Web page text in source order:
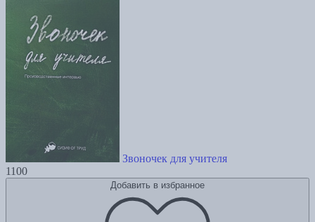
Звоночек для учителя
1100
Добавить в избранное